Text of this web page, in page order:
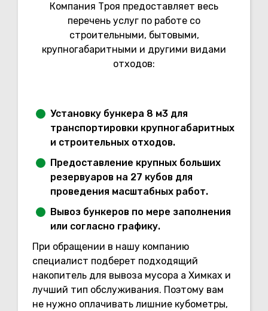
Компания Троя предоставляет весь
перечень услуг по работе со
строительными, бытовыми,
крупногабаритными и другими видами
отходов:
Установку бункера 8 м3 для
транспортировки крупногабаритных
и строительных отходов.
Предоставление крупных больших
резервуаров на 27 кубов для
проведения масштабных работ.
Вывоз бункеров по мере заполнения
или согласно графику.
При обращении в нашу компанию
специалист подберет подходящий
накопитель для вывоза мусора а Химках и
лучший тип обслуживания. Поэтому вам
не нужно оплачивать лишние кубометры,